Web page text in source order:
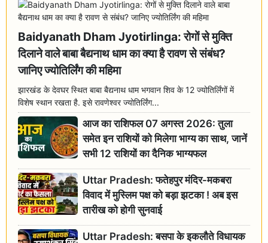
Baidyanath Dham Jyotirlinga: रोगों से मुक्ति
दिलाने वाले बाबा बैद्यनाथ धाम का क्या है रावण से संबंध?
जानिए ज्योतिर्लिंग की महिमा
झारखंड के देवघर स्थित बाबा बैद्यनाथ धाम भगवान शिव के 12 ज्योतिर्लिंगों में
विशेष स्थान रखता है. इसे रावणेश्वर ज्योतिर्लिंग...
आज का राशिफल 07 अगस्त 2026: तुला
समेत इन राशियों को मिलेगा भाग्य का साथ, जानें
सभी 12 राशियों का दैनिक भाग्यफल
Uttar Pradesh: फतेहपुर मंदिर-मकबरा
विवाद में मुस्लिम पक्ष को बड़ा झटका ! अब इस
तारीख को होगी सुनवाई
Uttar Pradesh: बसपा के इकलौते विधायक